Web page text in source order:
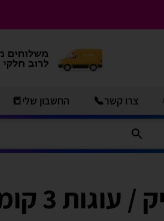
צרו קשר📞 החשבון שלי📒
מעמד